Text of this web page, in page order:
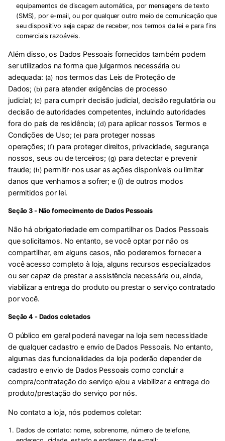
equipamentos de discagem automática, por mensagens de texto
(SMS), por e-mail, ou por qualquer outro meio de comunicação que
seu dispositivo seja capaz de receber, nos termos da lei e para fins
comerciais razoáveis.
Além disso, os Dados Pessoais fornecidos também podem
ser utilizados na forma que julgarmos necessária ou
adequada: (a) nos termos das Leis de Proteção de
Dados; (b) para atender exigências de processo
judicial; (c) para cumprir decisão judicial, decisão regulatória ou
decisão de autoridades competentes, incluindo autoridades
fora do país de residência; (d) para aplicar nossos Termos e
Condições de Uso; (e) para proteger nossas
operações; (f) para proteger direitos, privacidade, segurança
nossos, seus ou de terceiros; (g) para detectar e prevenir
fraude; (h) permitir-nos usar as ações disponíveis ou limitar
danos que venhamos a sofrer; e (i) de outros modos
permitidos por lei.
Seção 3 - Não fornecimento de Dados Pessoais
Não há obrigatoriedade em compartilhar os Dados Pessoais
que solicitamos. No entanto, se você optar por não os
compartilhar, em alguns casos, não poderemos fornecer a
você acesso completo à loja, alguns recursos especializados
ou ser capaz de prestar a assistência necessária ou, ainda,
viabilizar a entrega do produto ou prestar o serviço contratado
por você.
Seção 4 - Dados coletados
O público em geral poderá navegar na loja sem necessidade
de qualquer cadastro e envio de Dados Pessoais. No entanto,
algumas das funcionalidades da loja poderão depender de
cadastro e envio de Dados Pessoais como concluir a
compra/contratação do serviço e/ou a viabilizar a entrega do
produto/prestação do serviço por nós.
No contato a loja, nós podemos coletar:
Dados de contato: nome, sobrenome, número de telefone,